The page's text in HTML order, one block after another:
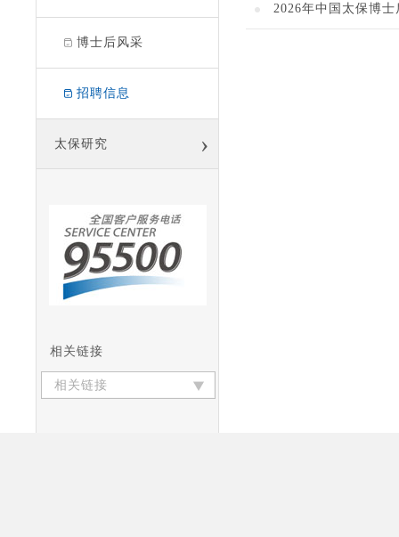
博士后风采
招聘信息
太保研究 ›
相关链接
相关链接
2026年中国太保博